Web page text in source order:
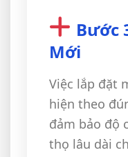
Bước
Mới
Việc lắp đặt
hiện theo
đảm bảo độ
thọ lâu dài